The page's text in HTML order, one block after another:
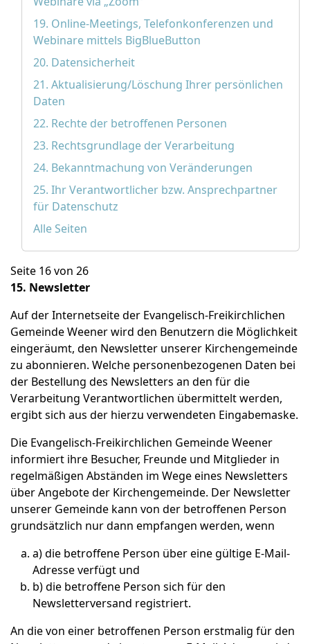
19. Online-Meetings, Telefonkonferenzen und
Webinare mittels BigBlueButton
20. Datensicherheit
21. Aktualisierung/Löschung Ihrer persönlichen
Daten
22. Rechte der betroffenen Personen
23. Rechtsgrundlage der Verarbeitung
24. Bekanntmachung von Veränderungen
25. Ihr Verantwortlicher bzw. Ansprechpartner
für Datenschutz
Alle Seiten
Seite 16 von 26
15. Newsletter
Auf der Internetseite der Evangelisch-Freikirchlichen
Gemeinde Weener wird den Benutzern die Möglichkeit
eingeräumt, den Newsletter unserer Kirchengemeinde
zu abonnieren. Welche personenbezogenen Daten bei
der Bestellung des Newsletters an den für die
Verarbeitung Verantwortlichen übermittelt werden,
ergibt sich aus der hierzu verwendeten Eingabemaske.
Die Evangelisch-Freikirchlichen Gemeinde Weener
informiert ihre Besucher, Freunde und Mitglieder in
regelmäßigen Abständen im Wege eines Newsletters
über Angebote der Kirchengemeinde. Der Newsletter
unserer Gemeinde kann von der betroffenen Person
grundsätzlich nur dann empfangen werden, wenn
a) die betroffene Person über eine gültige E-Mail-
Adresse verfügt und
b) die betroffene Person sich für den
Newsletterversand registriert.
An die von einer betroffenen Person erstmalig für den